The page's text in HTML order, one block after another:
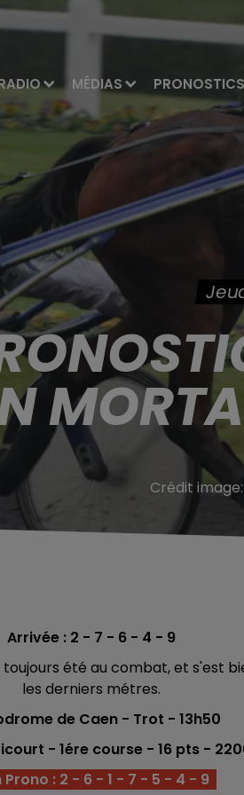
MÉDIAS PRONOSTICS
Crédit image:
Arrivée : 2 - 7 - 6 - 4 - 9
toujours été au combat, et s'est
les derniers métres.
de Caen - Trot - 13h50
- 1ére course - 16 pts -
Prono : 2 - 6 - 1 - 7 - 5 - 4 - 9